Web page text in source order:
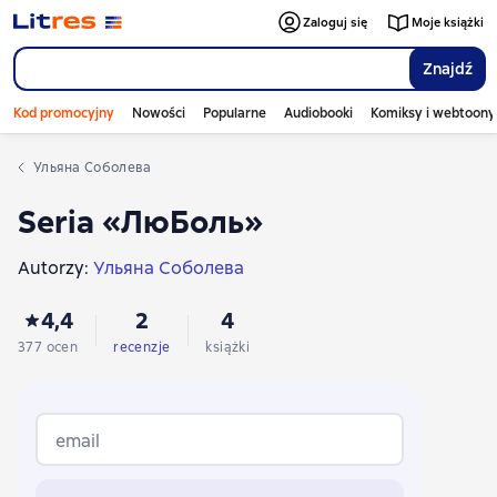
Znajdź
Zaloguj się Moje książki
Kod promocyjny Nowości Popularne Audiobooki Komiksy i webtoony
Ульяна Соболева
Seria «ЛюБоль»
Autorzy: Ульяна Соболева
4,4
377 ocen
2
recenzje
4
książki
email